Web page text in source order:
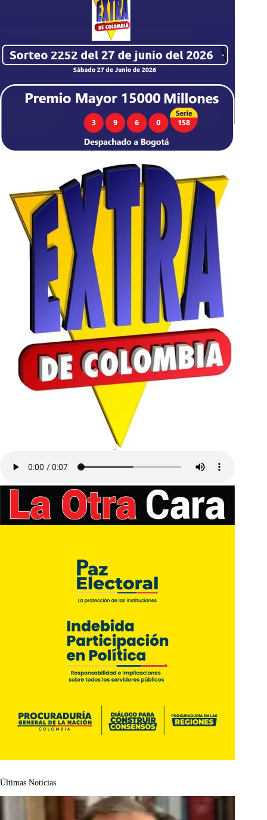
Últimas Noticias